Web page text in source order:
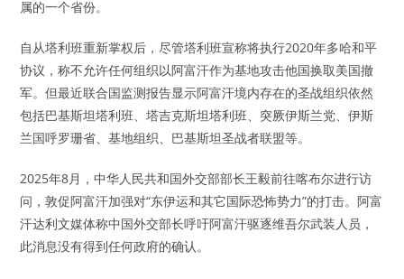
属的一个省份。
自从塔利班重新掌权后，尽管塔利班宣称将执行2020年多哈和平
协议，称不允许任何组织以阿富汗作为基地攻击他国换取美国撤
军。但最近联合国监测报告显示阿富汗境内存在的圣战组织依然
包括巴基斯坦塔利班、塔吉克斯坦塔利班、突厥伊斯兰党、伊斯
兰国呼罗珊省、基地组织、巴基斯坦圣战者联盟等。
2025年8月，中华人民共和国外交部部长王毅前往喀布尔进行访
问，敦促阿富汗加强对“东伊运和其它国际恐怖势力”的打击。阿富
汗达利文媒体称中国外交部长呼吁阿富汗驱逐维吾尔武装人员，
此消息没有得到任何政府的确认。